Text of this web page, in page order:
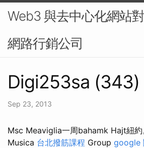
Web3 與去中心化網站
網路行銷公司
Digi253sa (343)
Sep 23, 2013
Msc Meaviglia一周bahamk Hajt紐約
Musica 台北撥筋課程 Group google